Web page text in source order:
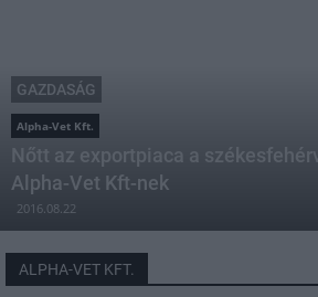
GAZDASÁG
Alpha-Vet Kft.
Nőtt az exportpiaca a
Alpha-Vet Kft-nek
2016.08.22
ALPHA-VET KFT.